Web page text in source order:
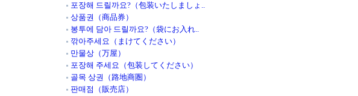
포장해 드릴까요?（包装いたしましょ..
상품권（商品券）
봉투에 담아 드릴까요?（袋にお入れ..
깎아주세요（まけてください）
만물상（万屋）
포장해 주세요（包装してください）
골목 상권（路地商圏）
판매점（販売店）